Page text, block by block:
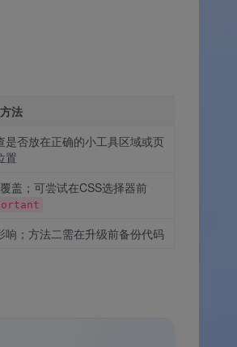
法
否放在正确的小工具区域或页
置
盖；可尝试在CSS选择器前
；方法二需在升级前备份代码